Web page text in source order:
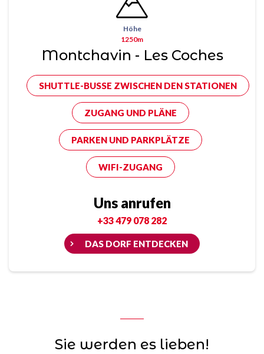
Höhe
1250m
Montchavin - Les Coches
SHUTTLE-BUSSE ZWISCHEN DEN STATIONEN
ZUGANG UND PLÄNE
PARKEN UND PARKPLÄTZE
WIFI-ZUGANG
Uns anrufen
+33 479 078 282
DAS DORF ENTDECKEN
Sie werden es lieben!